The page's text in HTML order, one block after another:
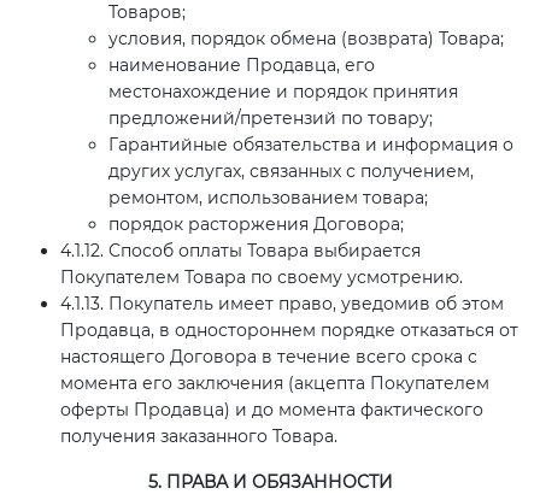
Товаров;
условия, порядок обмена (возврата) Товара;
наименование Продавца, его
местонахождение и порядок принятия
предложений/претензий по товару;
Гарантийные обязательства и информация о
других услугах, связанных с получением,
ремонтом, использованием товара;
порядок расторжения Договора;
4.1.12. Способ оплаты Товара выбирается
Покупателем Товара по своему усмотрению.
4.1.13. Покупатель имеет право, уведомив об этом
Продавца, в одностороннем порядке отказаться от
настоящего Договора в течение всего срока с
момента его заключения (акцепта Покупателем
оферты Продавца) и до момента фактического
получения заказанного Товара.
5. ПРАВА И ОБЯЗАННОСТИ